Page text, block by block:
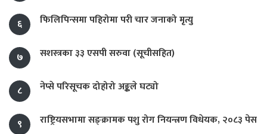
६ फिलिपिन्समा पहिरोमा परी चार जनाको मृत्यु
७ सशस्त्रका ३३ एसपी सरुवा (सूचीसहित)
८ नेप्से परिसूचक दोहोरो अङ्कले घट्यो
९ राष्ट्रियसभामा सङ्क्रामक पशु रोग नियन्त्रण विधेयक, २०८३ पेस